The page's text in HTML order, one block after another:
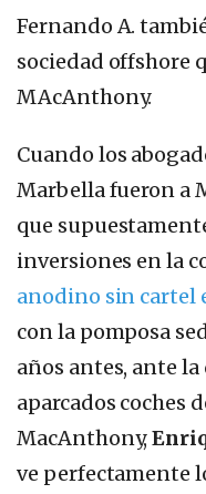
Fernando A.
sociedad offshore
MAcAnthony.
Cuando los
Marbella fueron a
que
inversiones en la
anodino sin cartel
con la pomposa
años antes, ante
aparcados coches
MacAnthony,
ve perfectamente